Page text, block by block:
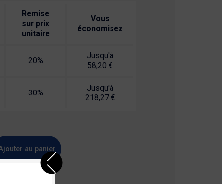
Remise
sur prix
unitaire
Vous
économisez
20%
Jusqu'à
58,20 €
30%
Jusqu'à
218,27 €
au panier